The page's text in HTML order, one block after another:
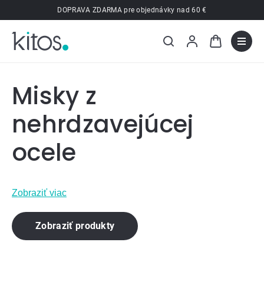
na
obsah
DOPRAVA ZDARMA pre objednávky nad 60 €
Misky z
nehrdzavejúcej
ocele
Zobraziť viac
Zobraziť produkty